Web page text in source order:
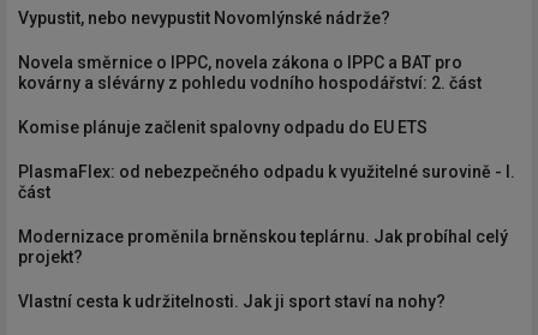
Vypustit, nebo nevypustit Novomlýnské nádrže?
Novela směrnice o IPPC, novela zákona o IPPC a BAT pro
kovárny a slévárny z pohledu vodního hospodářství: 2. část
Komise plánuje začlenit spalovny odpadu do EU ETS
PlasmaFlex: od nebezpečného odpadu k využitelné surovině - I.
část
Modernizace proměnila brněnskou teplárnu. Jak probíhal celý
projekt?
Vlastní cesta k udržitelnosti. Jak ji sport staví na nohy?